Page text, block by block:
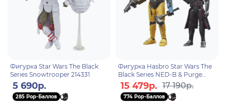
Фигурка Star Wars The Black
Series Snowtrooper 214331
5 690р.
285 Pop-Баллов
Фигурка Hasbro Star Wars The
Black Series NED-B & Purge
Trooper 5010996150172
15 479р. 17 190р.
774 Pop-Баллов